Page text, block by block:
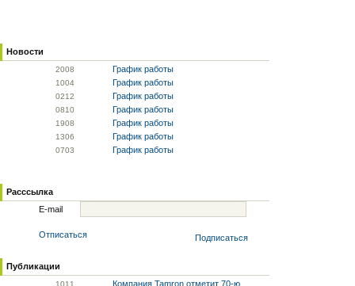
Новости
2008 График работы
1004 График работы
0212 График работы
0810 График работы
1908 График работы
1306 График работы
0703 График работы
Расссылка
E-mail
Отписаться Подписаться
Публикации
1011
Компания Tamron отметит 70-ю